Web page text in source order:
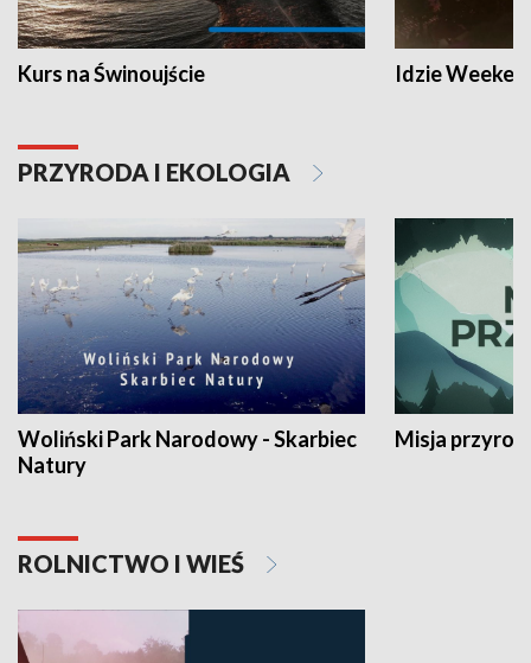
Kurs na Świnoujście Idzie
PRZYRODA I EKOLOGIA
Woliński Park Narodowy - Skarbiec
Natury
Misja
ROLNICTWO I WIEŚ